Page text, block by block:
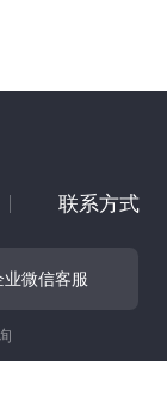
联系方式
业微信客服